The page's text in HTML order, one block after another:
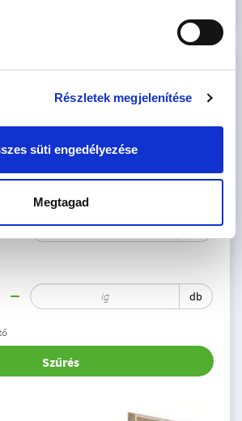
Részletek megjelenítése
süti engedélyezése
Megtagad
- M01 PROJEKT
- 3 INGATLAN
m2
db
Szűrés